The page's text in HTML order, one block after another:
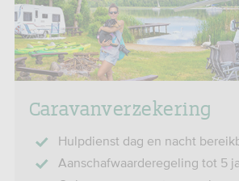
Caravanverzekering
Hulpdienst dag en nacht
Aanschafwaarderegeling tot 5